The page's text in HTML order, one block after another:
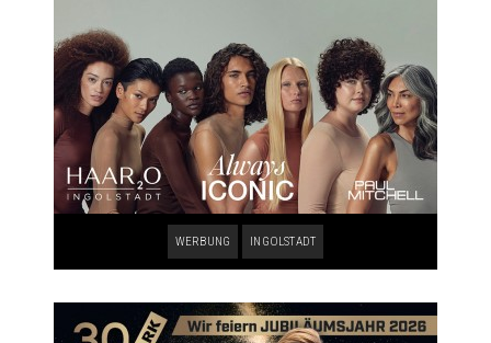
WERBUNG INGOLSTADT